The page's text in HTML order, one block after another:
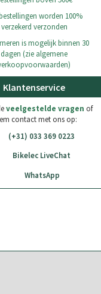
worden 100%
verzekerd verzonden
is mogelijk binnen 30
dagen (zie algemene
Klantenservice
veelgestelde vragen of
contact met ons op:
(+31) 033 369 0223
Bikelec LiveChat
WhatsApp